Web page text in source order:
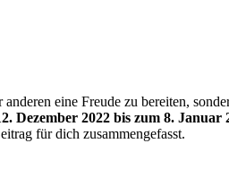
eine Freude zu bereiten,
Dezember 2022 bis zum 8. Januar
für dich zusammengefasst.